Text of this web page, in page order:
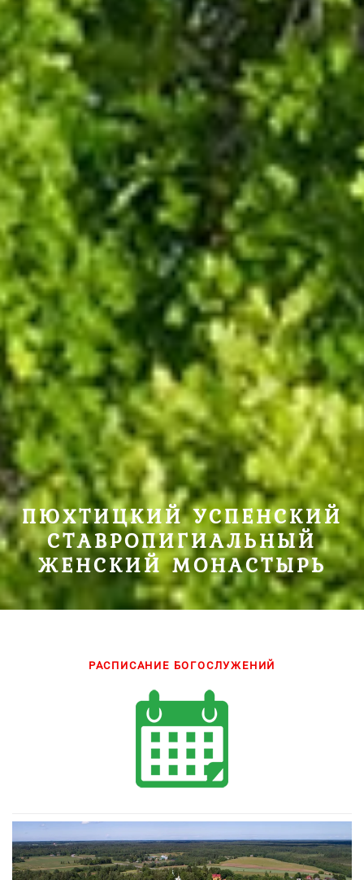
ПЮХТИЦКИЙ УСПЕНСКИЙ
СТАВРОПИГИАЛЬНЫЙ
ЖЕНСКИЙ МОНАСТЫРЬ
РАСПИСАНИЕ БОГОСЛУЖЕНИЙ